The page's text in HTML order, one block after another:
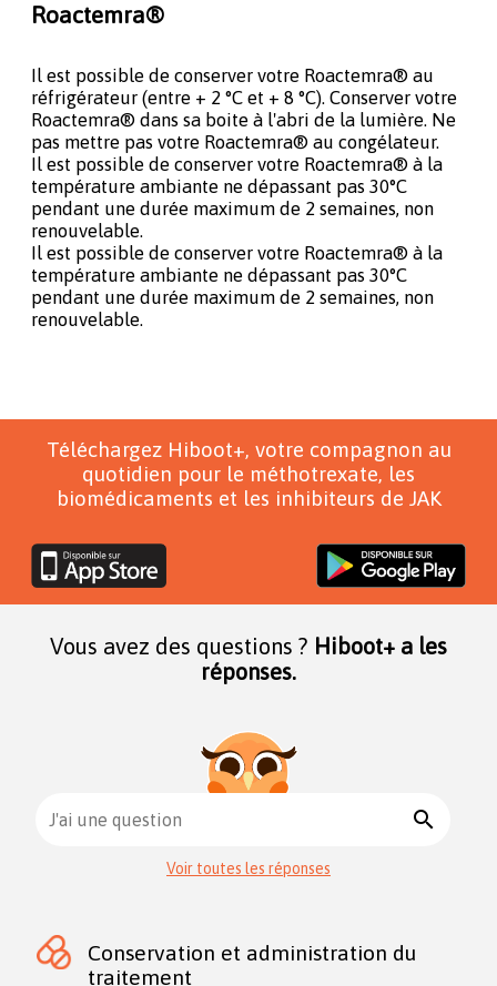
Roactemra®
Il est possible de conserver votre Roactemra® au
réfrigérateur (entre + 2 °C et + 8 °C). Conserver votre
Roactemra® dans sa boite à l'abri de la lumière. Ne
pas mettre pas votre Roactemra® au congélateur.
Il est possible de conserver votre Roactemra® à la
température ambiante ne dépassant pas 30°C
pendant une durée maximum de 2 semaines, non
renouvelable.
Il est possible de conserver votre Roactemra® à la
température ambiante ne dépassant pas 30°C
pendant une durée maximum de 2 semaines, non
renouvelable.
Téléchargez Hiboot+, votre compagnon au
quotidien pour le méthotrexate, les
biomédicaments et les inhibiteurs de JAK
Vous avez des questions ? Hiboot+ a les
réponses.
J'ai une question search
Voir toutes les réponses
Conservation et administration du
traitement